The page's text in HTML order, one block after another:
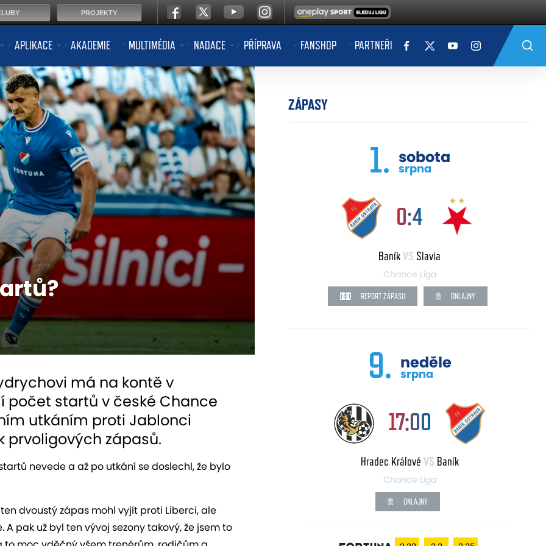
APLIKACE AKADEMIE MULTIMÉDIA NADACE PŘÍPRAVA FANSHOP PARTNEŘI
má na kontě v
počet startů v české Chance
utkáním proti Jablonci
prvoligových zápasů.
nevede a až po utkání se doslechl, že bylo
dvoustý zápas mohl vyjít proti Liberci, ale
pak už byl ten vývoj sezony takový, že jsem to
ZÁPASY
1. sobota
srpna
0:4
BaníkVS Slavia
Chance Liga
REPORT ZÁPASU ONLAJNY
9. neděle
srpna
17:00
Hradec Králové VS Baník
Chance Liga
ONLAJNY
PROJEKTY